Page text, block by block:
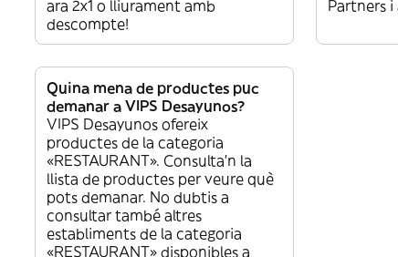
ara 2x1 o lliurament amb
descompte!
Partners
Quina mena de productes puc
demanar a VIPS Desayunos?
VIPS Desayunos ofereix
productes de la categoria
«RESTAURANT». Consulta’n la
llista de productes per veure què
pots demanar. No dubtis a
consultar també altres
establiments de la categoria
«RESTAURANT» disponibles a